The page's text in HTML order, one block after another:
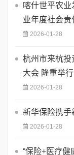
喀什世平农
业年度社会责
2026-01-28
杭州市来杭投
大会 隆重举行
2026-01-28
新华保险携手
2026-01-28
“保险+医疗健